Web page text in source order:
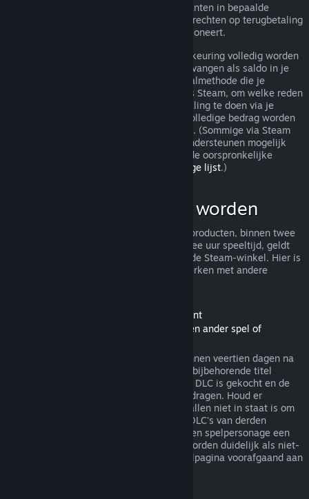
terugbetaling toch worden behandeld. Klanten in bepaalde
jurisdicties hebben mogelijk aanvullende rechten op terugbetaling
wanneer het spel niet naar behoren functioneert.
Je aankoop zal binnen een week na goedkeuring volledig worden
terugbetaald. Je zult de terugbetaling ontvangen als saldo in je
Steam-portemonnee of via dezelfde betaalmethode die je
gebruikt hebt om de aankoop te doen. Als Steam, om welke reden
dan ook, niet in staat is om een terugbetaling te doen via je
oorspronkelijke betaalmethode, zal het volledige bedrag worden
bijgeschreven aan je Steam-portemonnee. (Sommige via Steam
beschikbare betaalmethoden in je land ondersteunen mogelijk
geen terugbetaling van een aankoop via de oorspronkelijke
Klik hier voor een volledige lijst.)
Wat kan terugbetaald worden
Het aanbod tot terugbetaling van Steam-producten, binnen twee
weken na aankoop en met minder dan twee uur speeltijd, geldt
voor spellen en softwaretoepassingen in de Steam-winkel. Hier is
een overzicht van hoe terugbetalingen werken met andere
Terugbetalingen van Downloadable Content
(Steam-winkelinhoud bruikbaar binnen een ander spel of
In de Steam-winkel gekochte DLC kan binnen veertien dagen na
aankoop worden terugbetaald, zolang de bijbehorende titel
minder dan twee uur gespeeld is sinds de DLC is gekocht en de
DLC niet is verbruikt, gewijzigd of overgedragen. Houd er
rekening mee dat Steam in sommige gevallen niet in staat is om
terugbetalingen te doen voor een aantal DLC's van derden
(bijvoorbeeld als de DLC onomkeerbaar een spelpersonage een
level laat stijgen). Deze uitzonderingen worden duidelijk als niet-
terugbetaalbaar gemarkeerd op de winkelpagina voorafgaand aan